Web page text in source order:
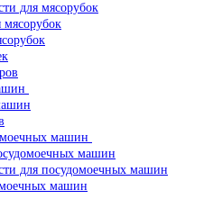
для мясорубок
машин
машин
для посудомоечных машин
машин